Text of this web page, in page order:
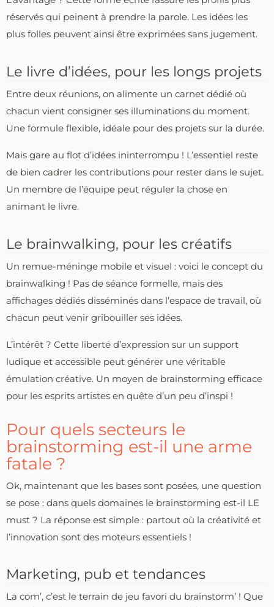
réservés qui peinent à prendre la parole. Les idées les
plus folles peuvent ainsi être exprimées sans jugement.
Le livre d’idées, pour les longs projets
Entre deux réunions, on alimente un carnet dédié où
chacun vient consigner ses illuminations du moment.
Une formule flexible, idéale pour des projets sur la durée.
Mais gare au flot d’idées ininterrompu ! L’essentiel reste
de bien cadrer les contributions pour rester dans le sujet.
Un membre de l’équipe peut réguler la chose en
animant le livre.
Le brainwalking, pour les créatifs
Un remue-méninge mobile et visuel : voici le concept du
brainwalking ! Pas de séance formelle, mais des
affichages dédiés disséminés dans l’espace de travail, où
chacun peut venir gribouiller ses idées.
L’intérêt ? Cette liberté d’expression sur un support
ludique et accessible peut générer une véritable
émulation créative. Un moyen de brainstorming efficace
pour les esprits artistes en quête d’un peu d’inspi !
Pour quels secteurs le
brainstorming est-il une arme
fatale ?
Ok, maintenant que les bases sont posées, une question
se pose : dans quels domaines le brainstorming est-il LE
must ? La réponse est simple : partout où la créativité et
l’innovation sont des moteurs essentiels !
Marketing, pub et tendances
La com’, c’est le terrain de jeu favori du brainstorm’ ! Que